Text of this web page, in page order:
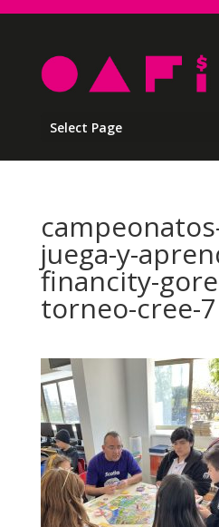
Select Page
juega-y-
financity-
torneo-cree-7